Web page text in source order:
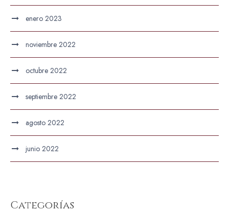
enero 2023
noviembre 2022
octubre 2022
septiembre 2022
agosto 2022
junio 2022
Categorías